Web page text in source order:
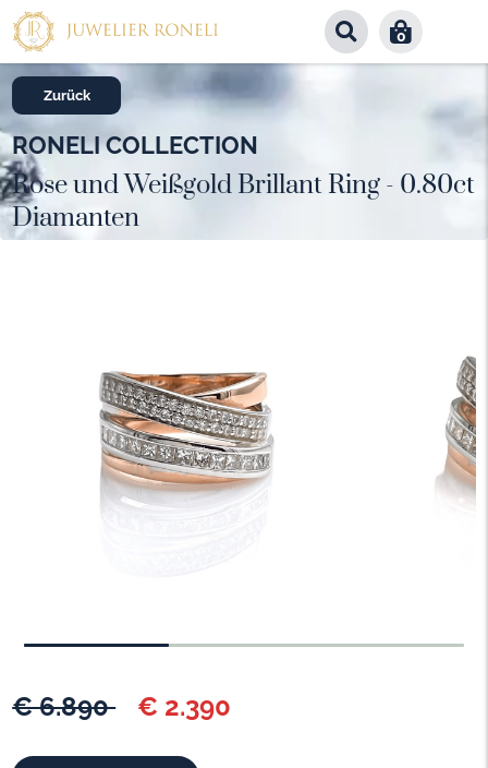
0
Zurück
€ 6.890 € 2.390
RONELI COLLECTION
Rose und Weißgold Brillant Ring - 0.80ct
Diamanten